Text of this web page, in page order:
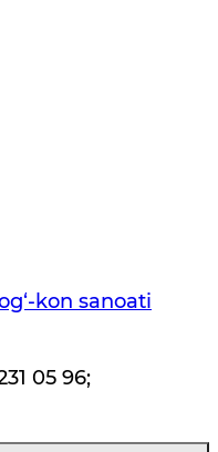
kon sanoati
05 96;